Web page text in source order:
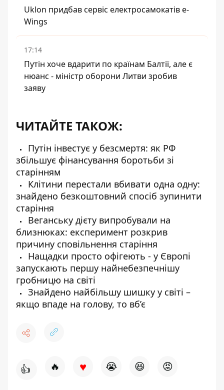
Uklon придбав сервіс електросамокатів e-
Wings
17:14
Путін хоче вдарити по країнам Балтії, але є
нюанс - міністр оборони Литви зробив
заяву
ЧИТАЙТЕ ТАКОЖ:
Путін інвестує у безсмертя: як РФ
збільшує фінансування боротьби зі
старінням
Клітини перестали вбивати одна одну:
знайдено безкоштовний спосіб зупинити
старіння
Веганську дієту випробували на
близнюках: експеримент розкрив
причину сповільнення старіння
Нащадки просто офігеють - у Європі
запускають першу найнебезпечнішу
гробницю на світі
Знайдено найбільшу шишку у світі –
якщо впаде на голову, то вб’є
👍 🔥 ♥ 😭 😆 😡